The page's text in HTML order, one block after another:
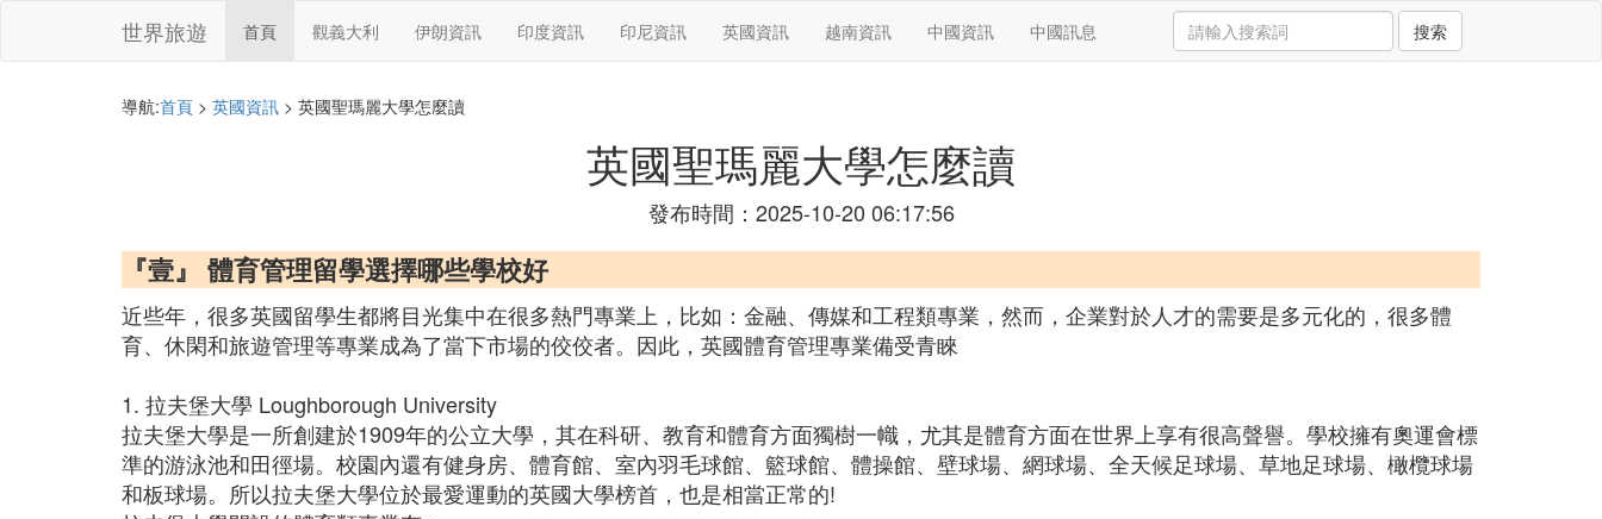
世界旅遊 首頁 觀義大利 伊朗資訊 印度資訊 印尼資訊 英國資訊 越南資訊 中國資訊 中國訊息 搜索
導航:首頁 > 英國資訊 > 英國聖瑪麗大學怎麼讀
英國聖瑪麗大學怎麼讀
發布時間：2025-10-20 06:17:56
『壹』 體育管理留學選擇哪些學校好
近些年，很多英國留學生都將目光集中在很多熱門專業上，比如：金融、傳媒和工程類專業，然而，企業對於人才的需要是多元化的，很多體
育、休閑和旅遊管理等專業成為了當下市場的佼佼者。因此，英國體育管理專業備受青睞
1. 拉夫堡大學 Loughborough University
拉夫堡大學是一所創建於1909年的公立大學，其在科研、教育和體育方面獨樹一幟，尤其是體育方面在世界上享有很高聲譽。學校擁有奧運會標
準的游泳池和田徑場。校園內還有健身房、體育館、室內羽毛球館、籃球館、體操館、壁球場、網球場、全天候足球場、草地足球場、橄欖球場
和板球場。所以拉夫堡大學位於最愛運動的英國大學榜首，也是相當正常的!